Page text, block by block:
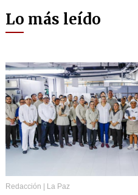
Lo más leído
Redacción | La Paz